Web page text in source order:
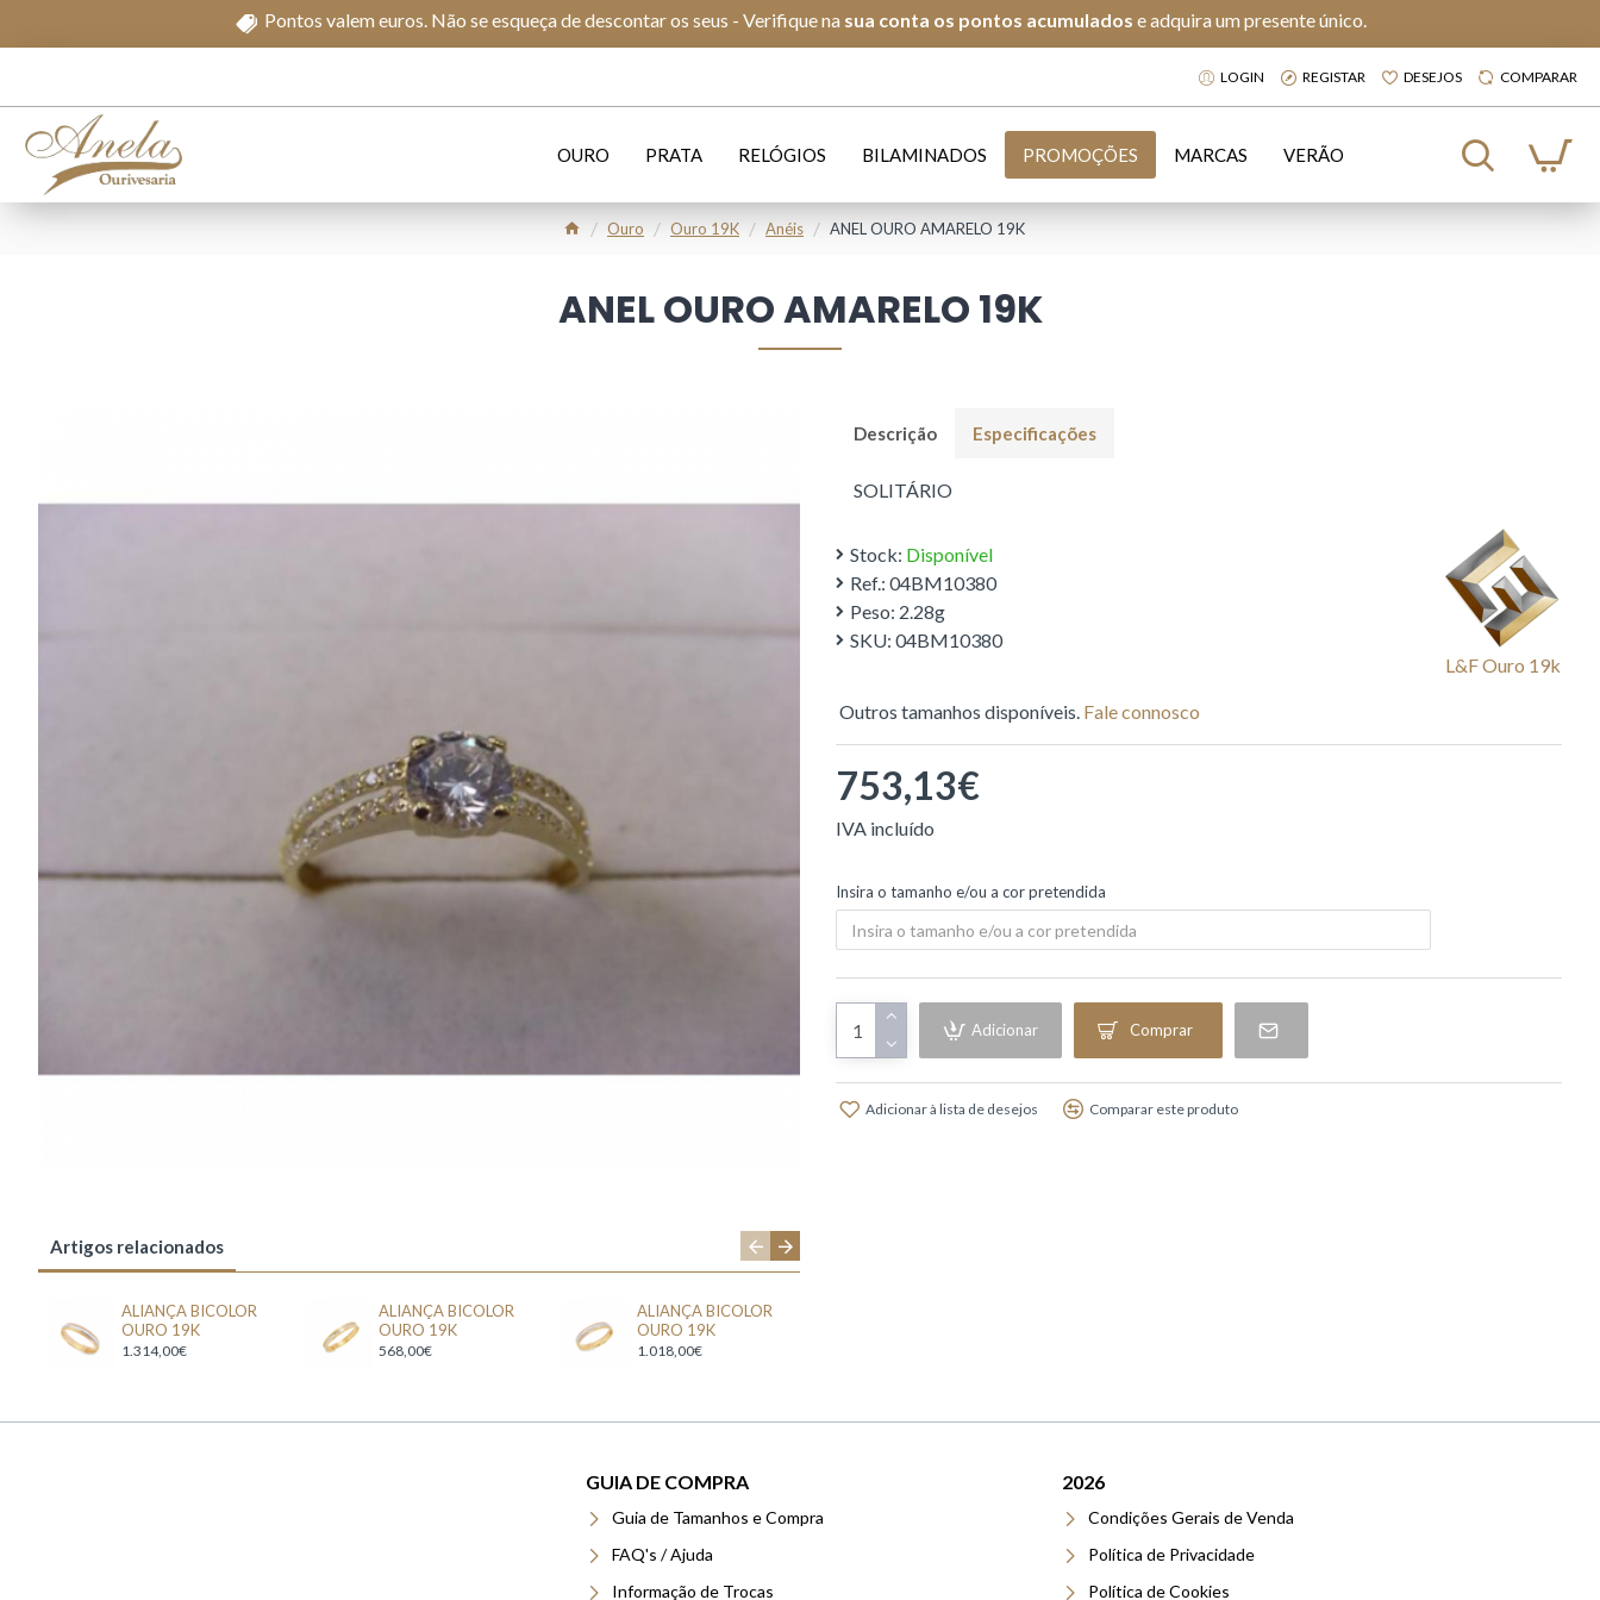
Pontos valem euros. Não se esqueça de descontar os seus - Verifique na sua conta os pontos acumulados e adquira um presente único.
LOGIN REGISTAR DESEJOS COMPARAR
OURO PRATA RELÓGIOS BILAMINADOS PROMOÇÕES MARCAS VERÃO
Ouro Ouro 19K Anéis ANEL OURO AMARELO 19K
ANEL OURO AMARELO 19K
Artigos relacionados
ALIANÇA BICOLOR
OURO 19K
1.314,00€
ALIANÇA BICOLOR
OURO 19K
568,00€
ALIANÇA BICOLOR
OURO 19K
1.018,00€
Descrição Especificações
SOLITÁRIO
Stock: Disponível
Ref.: 04BM10380
Peso: 2.28g
SKU: 04BM10380
L&f Ouro 19k
753,13€
Insira o tamanho e/ou a cor pretendida
Adicionar Comprar
Adicionar à lista de desejos Comparar este produto
Outros tamanhos disponíveis. Fale connosco
GUIA DE COMPRA
Guia de Tamanhos e Compra
FAQ's / Ajuda
Informação de Trocas
2026
Condições Gerais de Venda
Política de Privacidade
Política de Cookies